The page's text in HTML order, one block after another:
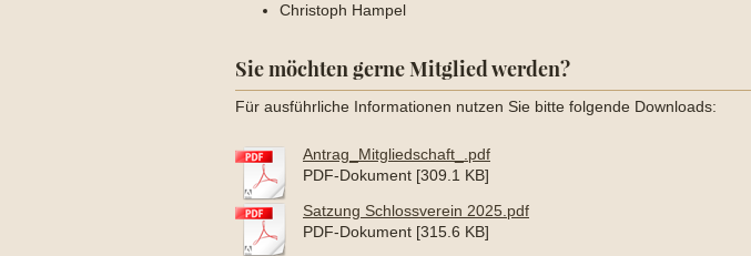
Christoph Hampel
Sie möchten gerne Mitglied werden?
Für ausführliche Informationen nutzen Sie bitte folgende Downloads:
Antrag_Mitgliedschaft_.pdf
PDF-Dokument [309.1 KB]
Satzung Schlossverein 2025.pdf
PDF-Dokument [315.6 KB]